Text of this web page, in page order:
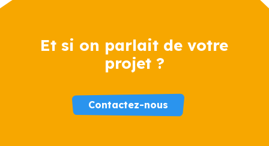
Et si on parlait de votre
projet ?
Contactez-nous